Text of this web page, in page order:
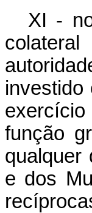
XI -
investido
função
qualquer
e dos